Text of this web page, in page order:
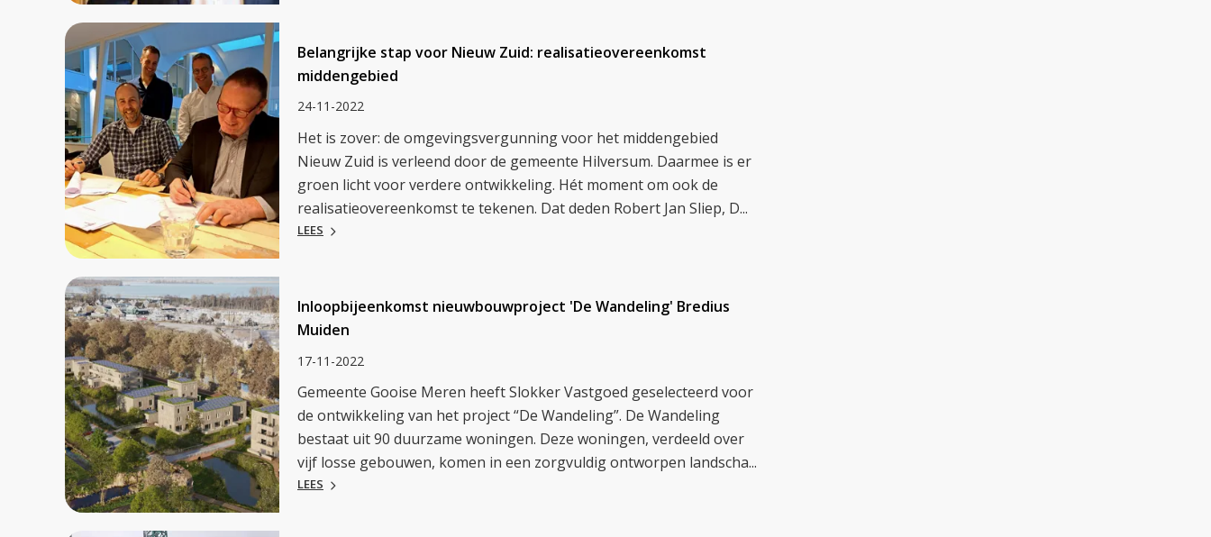
Belangrijke stap voor Nieuw Zuid: realisatieovereenkomst
middengebied
24-11-2022
Het is zover: de omgevingsvergunning voor het middengebied
Nieuw Zuid is verleend door de gemeente Hilversum. Daarmee is er
groen licht voor verdere ontwikkeling. Hét moment om ook de
realisatieovereenkomst te tekenen. Dat deden Robert Jan Sliep, D...
LEES
Inloopbijeenkomst nieuwbouwproject 'De Wandeling' Bredius
Muiden
17-11-2022
Gemeente Gooise Meren heeft Slokker Vastgoed geselecteerd voor
de ontwikkeling van het project “De Wandeling”. De Wandeling
bestaat uit 90 duurzame woningen. Deze woningen, verdeeld over
vijf losse gebouwen, komen in een zorgvuldig ontworpen landscha...
LEES